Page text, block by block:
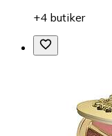
+4 butiker